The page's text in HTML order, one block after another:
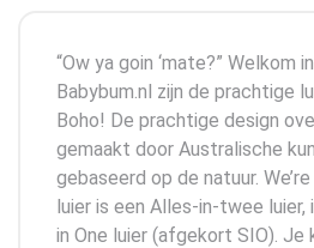
“Ow ya goin ‘mate?” Welkom
Babybum.nl zijn de prachtige
Boho! De prachtige design
gemaakt door Australische
gebaseerd op de natuur.
luier is een Alles-in-twee luier,
in One luier (afgekort SIO). Je